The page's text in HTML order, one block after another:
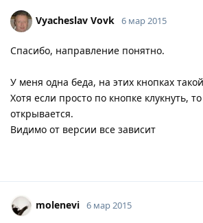
Vyacheslav Vovk 6 мар 2015
Спасибо, направление понятно.
У меня одна беда, на этих кнопках
Хотя если просто по кнопке клукнуть,
открывается.
Видимо от версии все зависит
molenevi 6 мар 2015